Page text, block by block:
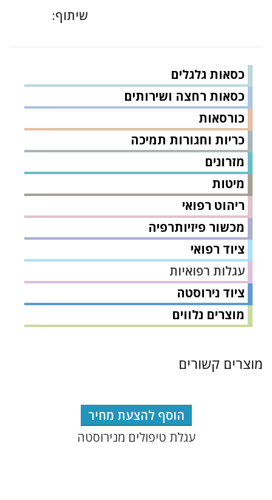
כסאות גלגלים
כסאות רחצה ושירותים
כורסאות
כריות וחגורות תמיכה
מזרונים
מיטות
ריהוט רפואי
מכשור פיזיותרפיה
ציוד רפואי
עגלות רפואיות
ציוד נירוסטה
מוצרים נלווים
שיתוף:
מוצרים קשורים
הוסף להצעת מחיר
עגלת טיפולים מנירוסטה